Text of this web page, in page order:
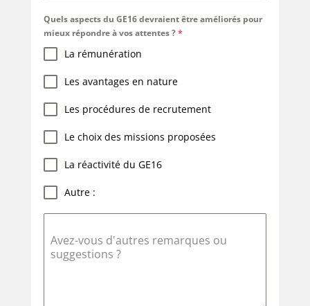
Quels aspects du GE16 devraient être améliorés pour
mieux répondre à vos attentes ?*
La rémunération
Les avantages en nature
Les procédures de recrutement
Le choix des missions proposées
La réactivité du GE16
Autre :
Avez-vous d'autres remarques ou
suggestions ?